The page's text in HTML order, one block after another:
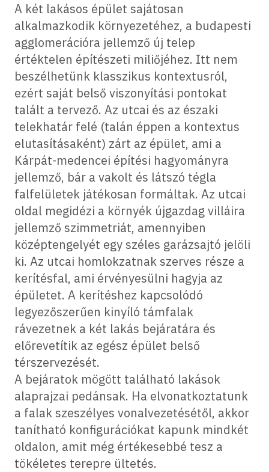
A két lakásos épület sajátosan
alkalmazkodik környezetéhez, a budapesti
agglomerációra jellemző új telep
értéktelen építészeti miliőjéhez. Itt nem
beszélhetünk klasszikus kontextusról,
ezért saját belső viszonyítási pontokat
talált a tervező. Az utcai és az északi
telekhatár felé (talán éppen a kontextus
elutasításaként) zárt az épület, ami a
Kárpát-medencei építési hagyományra
jellemző, bár a vakolt és látszó tégla
falfelületek játékosan formáltak. Az utcai
oldal megidézi a környék újgazdag villáira
jellemző szimmetriát, amennyiben
középtengelyét egy széles garázsajtó jelöli
ki. Az utcai homlokzatnak szerves része a
kerítésfal, ami érvényesülni hagyja az
épületet. A kerítéshez kapcsolódó
legyezőszerűen kinyíló támfalak
rávezetnek a két lakás bejáratára és
előrevetítik az egész épület belső
térszervezését.
A bejáratok mögött található lakások
alaprajzai pedánsak. Ha elvonatkoztatunk
a falak szeszélyes vonalvezetésétől, akkor
tanítható konfigurációkat kapunk mindkét
oldalon, amit még értékesebbé tesz a
tökéletes terepre ültetés.